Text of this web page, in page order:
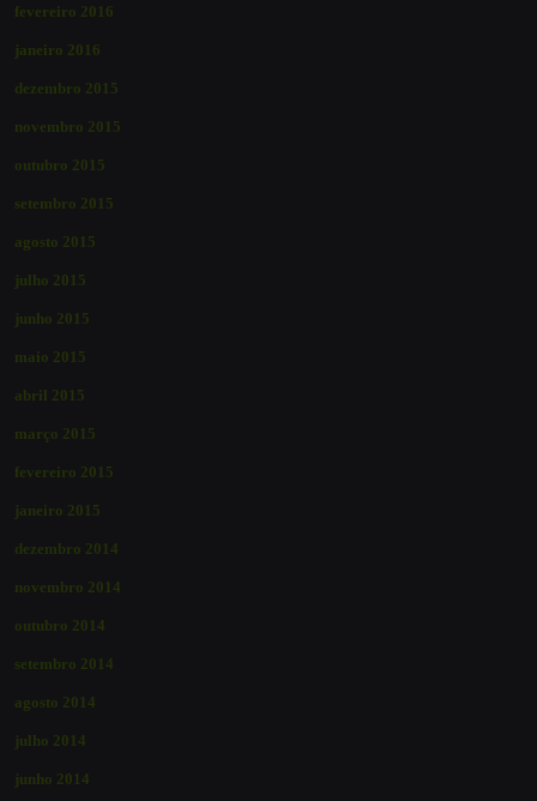
fevereiro 2016
janeiro 2016
dezembro 2015
novembro 2015
outubro 2015
setembro 2015
agosto 2015
julho 2015
junho 2015
maio 2015
abril 2015
março 2015
fevereiro 2015
janeiro 2015
dezembro 2014
novembro 2014
outubro 2014
setembro 2014
agosto 2014
julho 2014
junho 2014